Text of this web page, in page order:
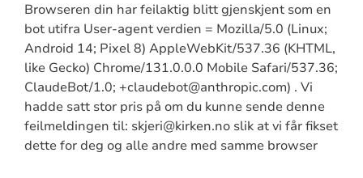
Browseren din har feilaktig blitt gjenskjent som en
bot utifra User-agent verdien = Mozilla/5.0 (Linux;
Android 14; Pixel 8) AppleWebKit/537.36 (KHTML,
like Gecko) Chrome/131.0.0.0 Mobile Safari/537.36;
ClaudeBot/1.0; +claudebot@anthropic.com) . Vi
hadde satt stor pris på om du kunne sende denne
feilmeldingen til: skjeri@kirken.no slik at vi får fikset
dette for deg og alle andre med samme browser